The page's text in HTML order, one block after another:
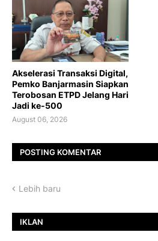
Akselerasi Transaksi Digital,
Pemko Banjarmasin Siapkan
Terobosan ETPD Jelang Hari
Jadi ke-500
August 06, 2026
POSTING KOMENTAR
Lebih baru
IKLAN